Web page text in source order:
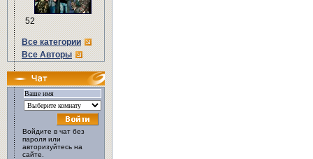
52
Все категории
Все Авторы
Войдите в чат без
пароля или
авторизуйтесь на
сайте.